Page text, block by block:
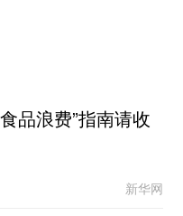
品浪费”指南请收
新华网